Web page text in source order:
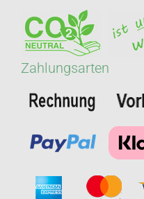
Zahlungsarten